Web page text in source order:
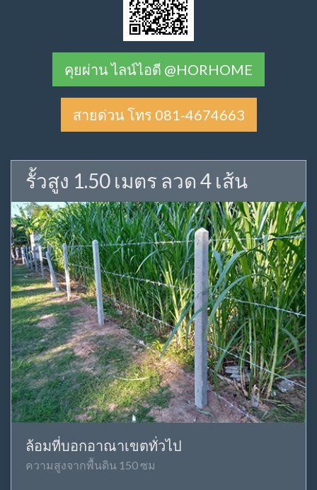
คุยผ่าน ไลน์ไอดี @HORHOME
สายด่วน โทร 081-4674663
รั้วสูง 1.50 เมตร ลวด 4 เส้น
ล้อมที่บอกอาณาเขตทั่วไป
ความสูงจากพื้นดิน 150 ซม